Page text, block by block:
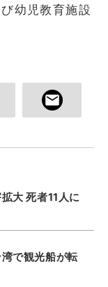
幼児教育施設
大 死者11人に
で観光船が転